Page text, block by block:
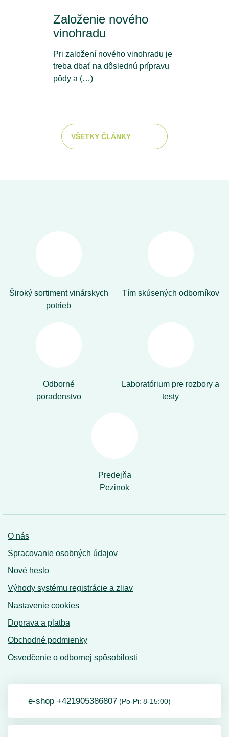
Založenie nového
vinohradu
Pri založení nového vinohradu je
treba dbať na dôslednú prípravu
pôdy a (…)
VŠETKY ČLÁNKY
Široký sortiment vinárskych
potrieb
Tím skúsených odborníkov
Odborné
poradenstvo
Laboratórium pre rozbory a
testy
Predejňa
Pezinok
O nás
Spracovanie osobných údajov
Nové heslo
Výhody systému registrácie a zliav
Nastavenie cookies
Doprava a platba
Obchodné podmienky
Osvedčenie o odbornej spôsobilosti
e-shop +421905386807 (Po-Pi: 8-15:00)